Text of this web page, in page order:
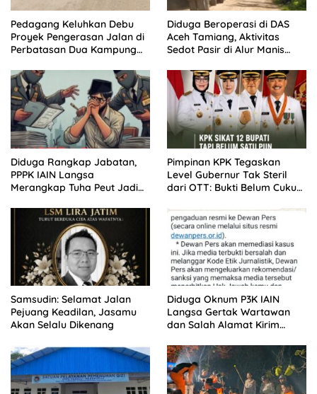
Pedagang Keluhkan Debu
Proyek Pengerasan Jalan di
Perbatasan Dua Kampung
Diduga Beroperasi di DAS
Aceh Tamiang, Aktivitas
Sedot Pasir di Alur Manis
Diduga Rangkap Jabatan,
PPPK IAIN Langsa
Merangkap Tuha Peut Jadi
Pimpinan KPK Tegaskan
Level Gubernur Tak Steril
dari OTT: Bukti Belum Cukup,
Samsudin: Selamat Jalan
Pejuang Keadilan, Jasamu
Akan Selalu Dikenang
Diduga Oknum P3K IAIN
Langsa Gertak Wartawan
dan Salah Alamat Kirim